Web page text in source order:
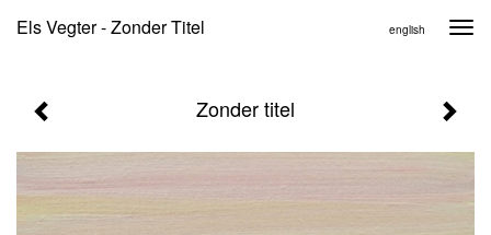
Els Vegter - Zonder Titel english
Zonder titel